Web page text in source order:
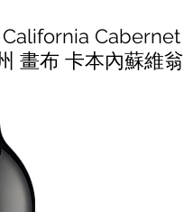
California Cabernet
畫布 卡本內蘇維翁